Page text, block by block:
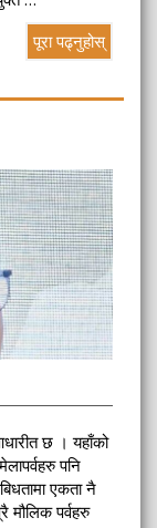
पूरा पढ्नुहोस्
छ । यहाँको
पनि
एकता नै
मौलिक पर्वहरु